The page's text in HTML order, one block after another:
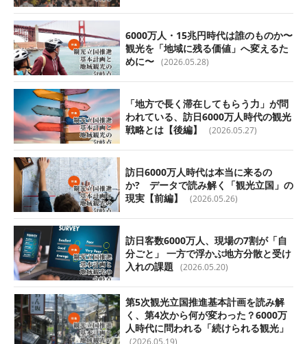
6000万人・15兆円時代は誰のものか〜
観光を「地域に残る価値」へ変えるた
めに〜 (2026.05.28)
「地方で長く滞在してもらう力」が問
われている、訪日6000万人時代の観光
戦略とは【後編】
(2026.05.27)
訪日6000万人時代は本当に来るの
か? データで読み解く「観光立国」の
現実【前編】
(2026.05.26)
訪日客数6000万人、現場の7割が「自
分ごと」 一方で浮かぶ地方分散と受け
入れの課題
(2026.05.20)
第5次観光立国推進基本計画を読み解
く、第4次から何が変わった？6000万
人時代に問われる「続けられる観光」
(2026.05.19)